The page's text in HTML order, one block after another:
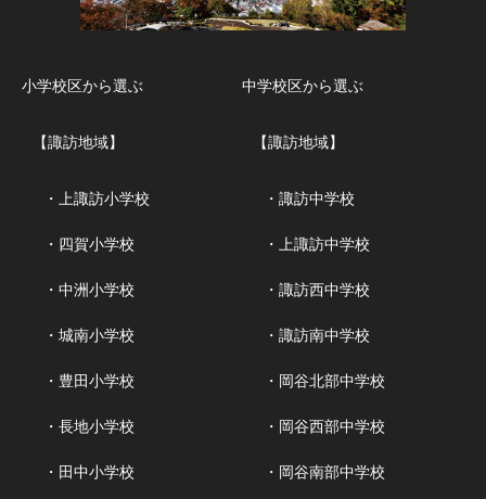
小学校区から選ぶ
【諏訪地域】
・上諏訪小学校
・四賀小学校
・中洲小学校
・城南小学校
・豊田小学校
・長地小学校
・田中小学校
中学校区から選ぶ
【諏訪地域】
・諏訪中学校
・上諏訪中学校
・諏訪西中学校
・諏訪南中学校
・岡谷北部中学校
・岡谷西部中学校
・岡谷南部中学校